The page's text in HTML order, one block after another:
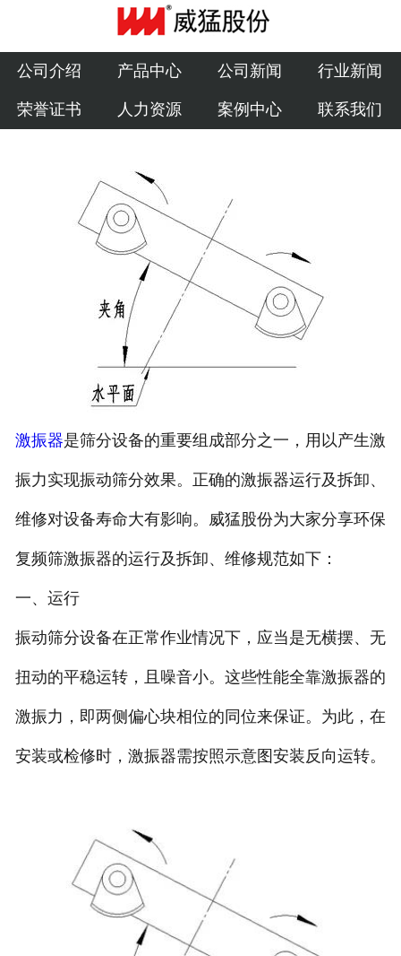
公司介绍
产品中心
公司新闻
人力资源
案例中心
联系我们
公司介绍 产品中心 公司新闻 行业新闻
荣誉证书 人力资源 案例中心 联系我们
激振器是筛分设备的重要组成部分之一，用以产生激
振力实现振动筛分效果。正确的激振器运行及拆卸、
维修对设备寿命大有影响。威猛股份为大家分享环保
复频筛激振器的运行及拆卸、维修规范如下：
一、运行
振动筛分设备在正常作业情况下，应当是无横摆、无
扭动的平稳运转，且噪音小。这些性能全靠激振器的
激振力，即两侧偏心块相位的同位来保证。为此，在
安装或检修时，激振器需按照示意图安装反向运转。